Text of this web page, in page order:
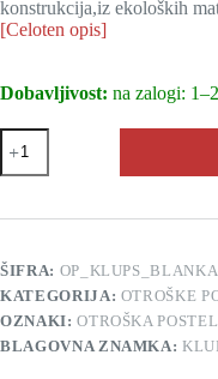
konstrukcija,iz ekoloških
[Celoten opis]
Dobavljivost: na zalogi:
Posteljica
za
dojenčka
BLANKA
(140
x
70
cm)
količina
ŠIFRA:
KATEGORIJA: OTROŠKE
OZNAKI:OTROŠKA
BLAGOVNA ZNAMKA: